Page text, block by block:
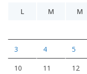
L
M M
3 4 5
10 11 12